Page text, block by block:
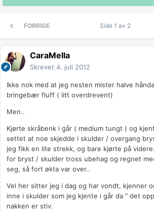
FORRIGE Side 1 av 2
CaraMella
Skrevet 4. juli 2012
Ikke nok med at jeg nesten mister halve
bringebær fluff ( litt overdrevent)
Men..
Kjørte skråbenk i går ( medium tungt ) og
settet at noe skjedde i skulder / overgang
jeg fikk en lite strekk, og bare kjørte på
for bryst / skulder tross ubehag og regnet
seg, så fort økta var over..
Vel her sitter jeg i dag og har vondt, kjenner
inne i skulder som jeg kjente i går da " det
nakken er stiv.